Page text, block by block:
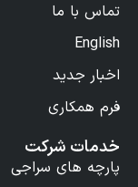
تماس با ما
English
اخبار جدید
فرم همکاری
خدمات شرکت
پارچه های سراجی